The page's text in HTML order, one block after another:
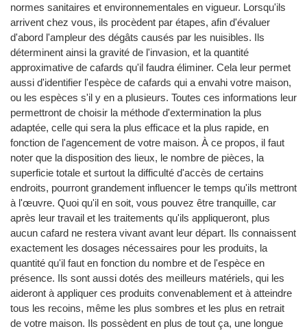
normes sanitaires et environnementales en vigueur. Lorsqu'ils
arrivent chez vous, ils procèdent par étapes, afin d'évaluer
d'abord l'ampleur des dégâts causés par les nuisibles. Ils
déterminent ainsi la gravité de l'invasion, et la quantité
approximative de cafards qu'il faudra éliminer. Cela leur permet
aussi d'identifier l'espèce de cafards qui a envahi votre maison,
ou les espèces s'il y en a plusieurs. Toutes ces informations leur
permettront de choisir la méthode d'extermination la plus
adaptée, celle qui sera la plus efficace et la plus rapide, en
fonction de l'agencement de votre maison. À ce propos, il faut
noter que la disposition des lieux, le nombre de pièces, la
superficie totale et surtout la difficulté d'accès de certains
endroits, pourront grandement influencer le temps qu'ils mettront
à l'œuvre. Quoi qu'il en soit, vous pouvez être tranquille, car
après leur travail et les traitements qu'ils appliqueront, plus
aucun cafard ne restera vivant avant leur départ. Ils connaissent
exactement les dosages nécessaires pour les produits, la
quantité qu'il faut en fonction du nombre et de l'espèce en
présence. Ils sont aussi dotés des meilleurs matériels, qui les
aideront à appliquer ces produits convenablement et à atteindre
tous les recoins, même les plus sombres et les plus en retrait
de votre maison. Ils possèdent en plus de tout ça, une longue